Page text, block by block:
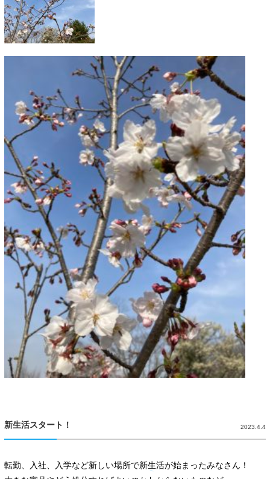
新生活スタート！ 2023.4.4
転勤、入社、入学など新しい場所で新生活が始まったみなさん！